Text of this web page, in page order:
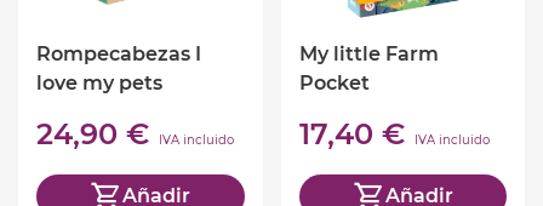
Rompecabezas I
love my pets
24,90 € IVA incluido
Añadir
My little Farm
Pocket
17,40 € IVA incluido
Añadir